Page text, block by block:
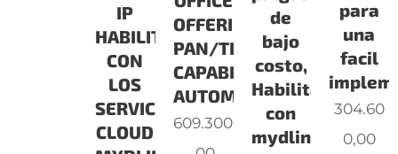
IP
HABILITADA
CON
LOS
SERVICIOS
CLOUD
OFFERING
PAN/TILT
CAPABILITIES,
AUTOMATI
609.300
de
bajo
costo,
Habilitado
con
mydlink™,
para
una
facil
304.60
0,00